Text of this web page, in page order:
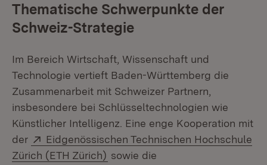
Thematische Schwerpunkte der
Schweiz-Strategie
Im Bereich Wirtschaft, Wissenschaft und
Technologie vertieft Baden-Württemberg die
Zusammenarbeit mit Schweizer Partnern,
insbesondere bei Schlüsseltechnologien wie
Künstlicher Intelligenz. Eine enge Kooperation mit
der
Extern:
Eidgenössischen Technischen Hochschule
Zürich (ETH Zürich) (Öffnet in neuem Fenster)
sowie die